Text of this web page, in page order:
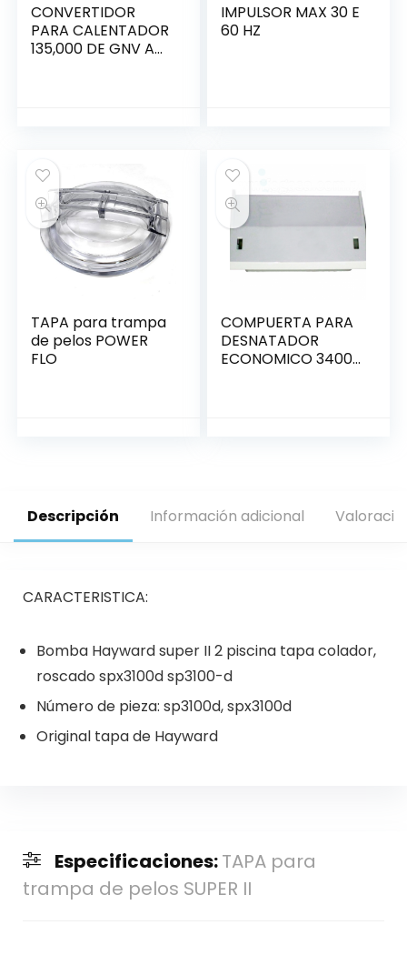
CONVERTIDOR
PARA CALENTADOR
135,000 DE GNV A
IMPULSOR MAX 30 E
60 HZ
TAPA para trampa
de pelos POWER
FLO
COMPUERTA PARA
DESNATADOR
ECONOMICO 3400
Descripción Información adicional
CARACTERISTICA:
Bomba Hayward super II 2 piscina tapa colador,
roscado spx3100d sp3100-d
Número de pieza: sp3100d, spx3100d
Original tapa de Hayward
Especificaciones:TAPA para
trampa de pelos SUPER II